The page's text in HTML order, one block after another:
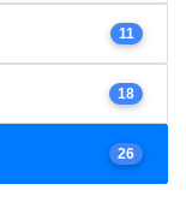
11
18
26